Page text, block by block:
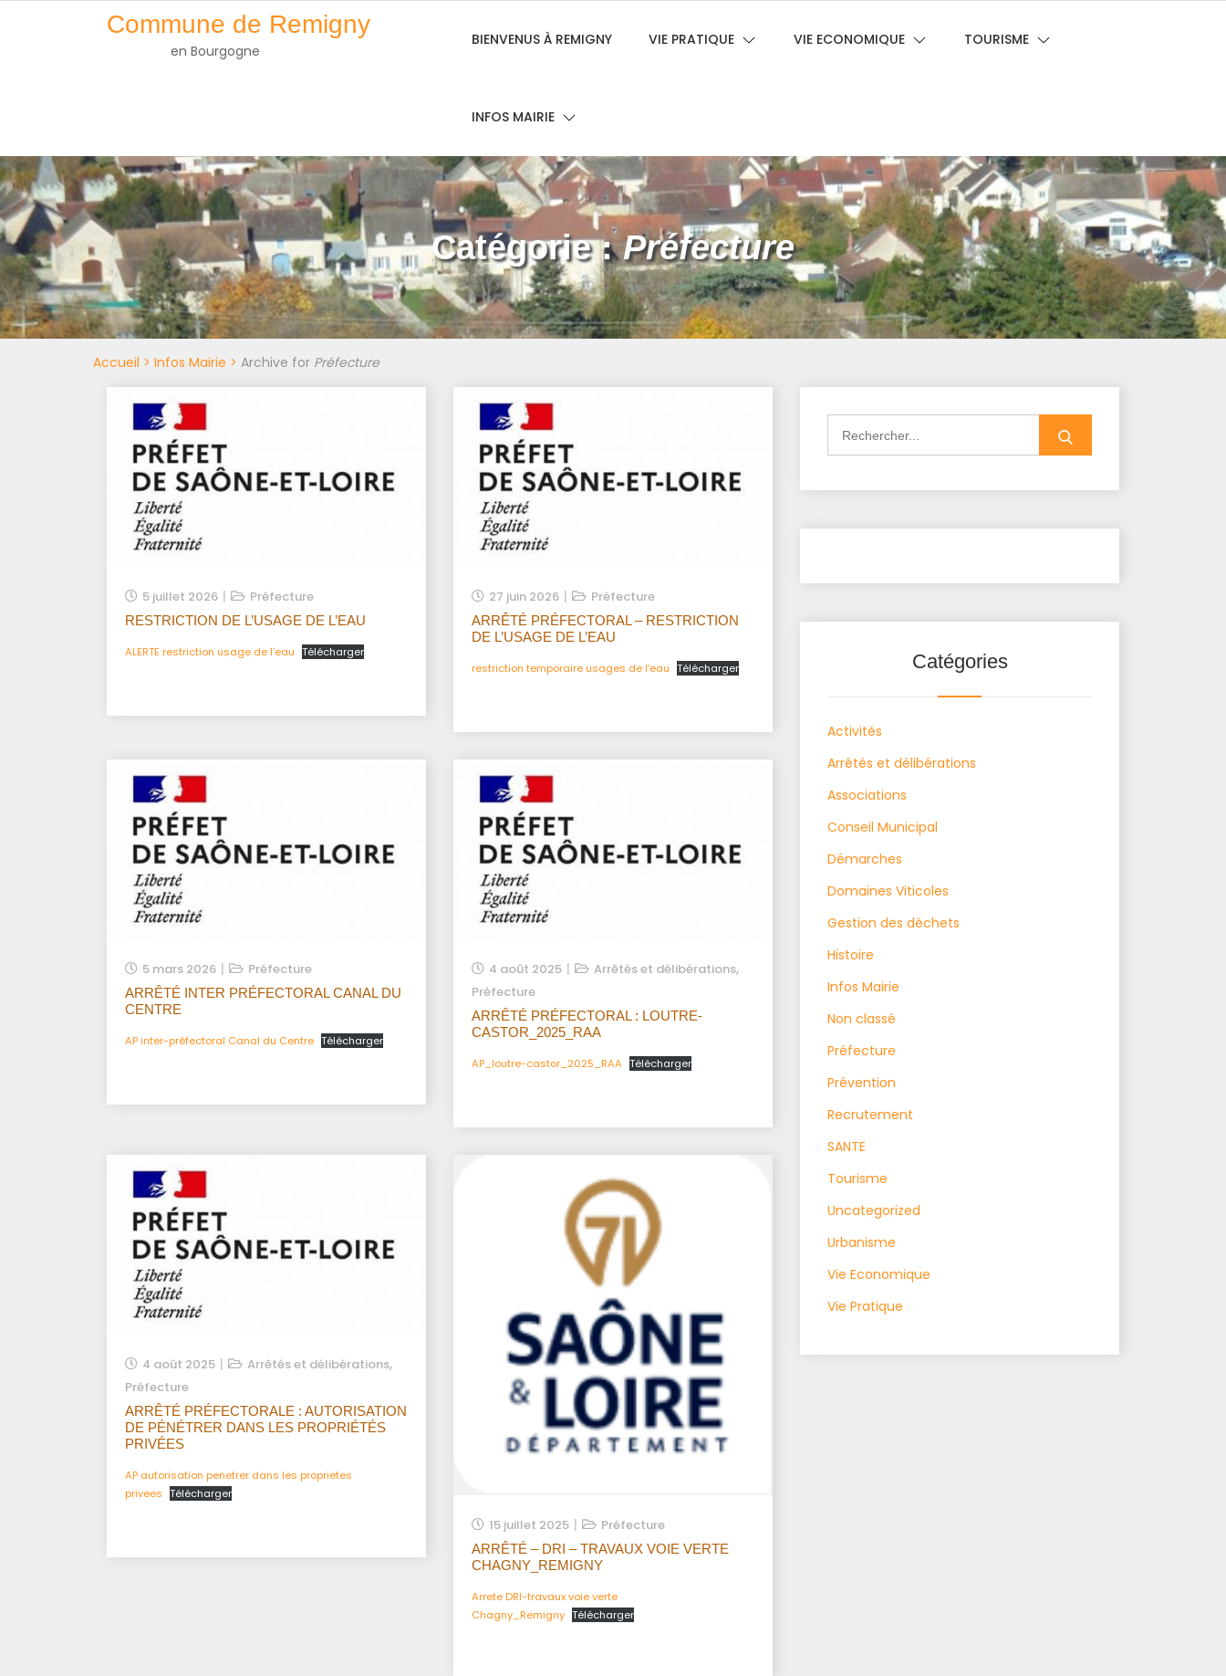
Commune de Remigny
en Bourgogne
BIENVENUS À REMIGNY VIE PRATIQUE VIE ECONOMIQUE TOURISME
INFOS MAIRIE
Catégorie :Préfecture
Accueil > Infos Mairie > Archive for Préfecture
5 juillet 2026 Préfecture
RESTRICTION DE L’USAGE DE L’EAU
ALERTE restriction usage de l’eau Télécharger
27 juin 2026 Préfecture
ARRÊTÉ PRÉFECTORAL – RESTRICTION
DE L’USAGE DE L’EAU
restriction temporaire usages de l’eau Télécharger
5 mars 2026 Préfecture
ARRÊTÉ INTER PRÉFECTORAL CANAL DU
CENTRE
AP inter-préfectoral Canal du Centre Télécharger
4 août 2025 Arrêtés et délibérations,
Préfecture
ARRÊTÉ PRÉFECTORAL : LOUTRE-
CASTOR_2025_RAA
AP_loutre-castor_2025_RAA Télécharger
4 août 2025 Arrêtés et délibérations,
Préfecture
ARRÊTÉ PRÉFECTORALE : AUTORISATION
DE PÉNÉTRER DANS LES PROPRIÉTÉS
PRIVÉES
AP autorisation penetrer dans les proprietes
privees Télécharger
15 juillet 2025 Préfecture
ARRÊTÉ – DRI – TRAVAUX VOIE VERTE
CHAGNY_REMIGNY
Arrete DRI-travaux voie verte
Chagny_Remigny Télécharger
Catégories
Activités
Arrêtés et délibérations
Associations
Conseil Municipal
Démarches
Domaines Viticoles
Gestion des déchets
Histoire
Infos Mairie
Non classé
Préfecture
Prévention
Recrutement
SANTE
Tourisme
Uncategorized
Urbanisme
Vie Economique
Vie Pratique